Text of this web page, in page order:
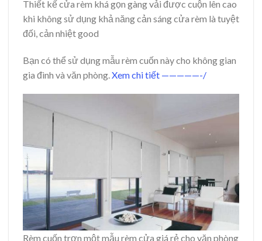
Thiết kế cửa rèm khá gọn gàng vải được cuộn lên cao
khi không sử dụng khả năng cản sáng cửa rèm là tuyệt
đối, cản nhiệt good
Bạn có thể sử dụng mẫu rèm cuốn này cho không gian
gia đình và văn phòng. Xem chi tiết —————-/
Rèm cuốn trơn một mẫu rèm cửa giá rẻ cho văn phòng